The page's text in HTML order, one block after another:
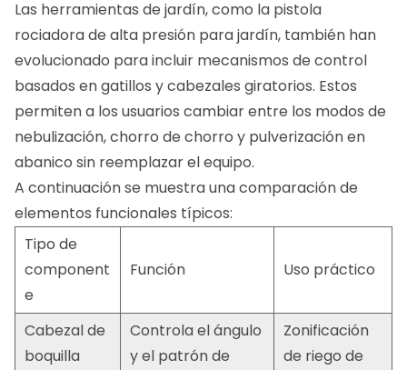
Las herramientas de jardín, como la pistola
rociadora de alta presión para jardín, también han
evolucionado para incluir mecanismos de control
basados ​​en gatillos y cabezales giratorios. Estos
permiten a los usuarios cambiar entre los modos de
nebulización, chorro de chorro y pulverización en
abanico sin reemplazar el equipo.
A continuación se muestra una comparación de
elementos funcionales típicos:
Tipo de
component
e
Función Uso práctico
Cabezal de
boquilla
Controla el ángulo
y el patrón de
Zonificación
de riego de